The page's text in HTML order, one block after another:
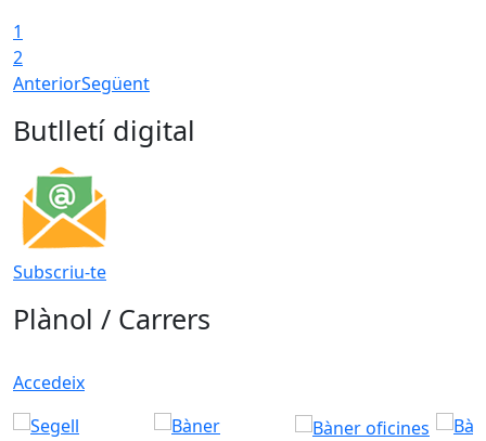
1
2
AnteriorSegüent
Butlletí digital
Subscriu-te
Plànol / Carrers
Accedeix